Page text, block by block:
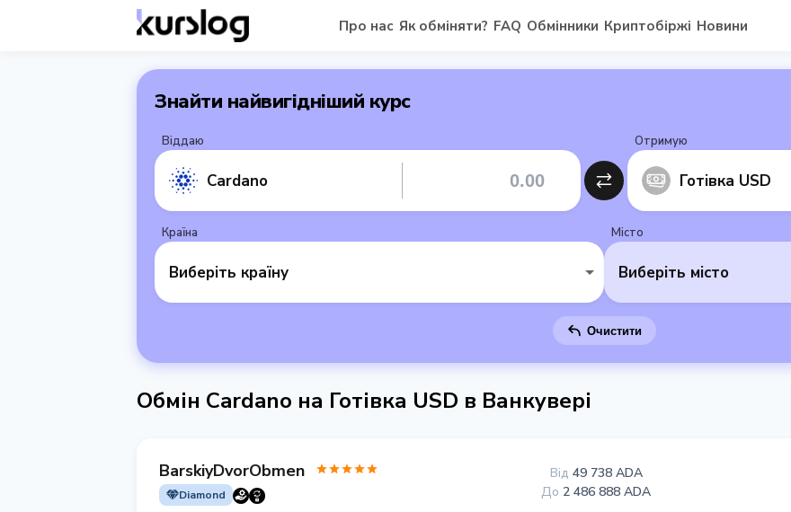
Про нас Як обміняти? FAQ Обмінники Криптобіржі Новини
Знайти найвигідніший курс
Віддаю
Cardano
Отримую
Готівка USD
Країна
Виберіть країну
Місто
Виберіть місто
Очистити
Обмін Cardano на Готівка USD в Ванкувері
BarskiyDvorObmen
Diamond
Від 49 738 ADA
До 2 486 888 ADA